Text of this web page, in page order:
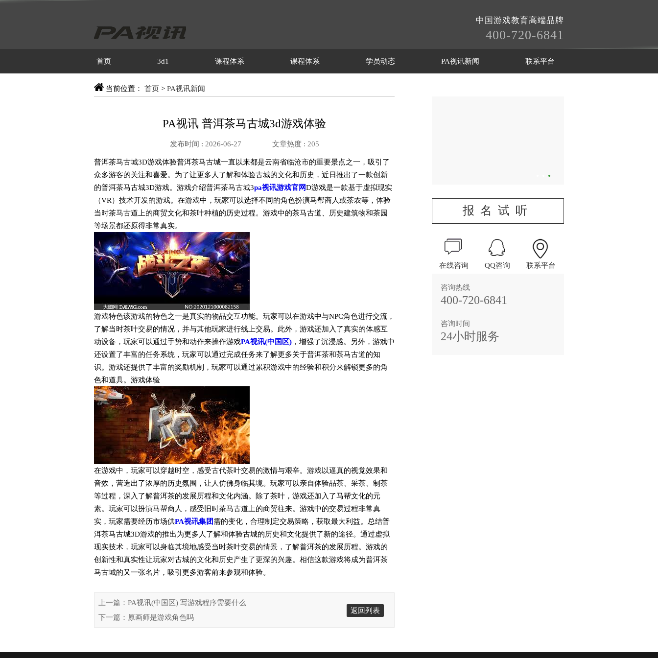
中国游戏教育高端品牌
400-720-6841
首页 3d1 课程体系 课程体系 学员动态 PA视讯新闻 联系平台
当前位置： 首页 > PA视讯新闻
PA视讯 普洱茶马古城3d游戏体验
发布时间 : 2026-06-27 文章热度 : 205
普洱茶马古城3D游戏体验普洱茶马古城一直以来都是云南省临沧市的重要景点之一，吸引了
众多游客的关注和喜爱。为了让更多人了解和体验古城的文化和历史，近日推出了一款创新
的普洱茶马古城3D游戏。游戏介绍普洱茶马古城3pa视讯游戏官网D游戏是一款基于虚拟现实
（VR）技术开发的游戏。在游戏中，玩家可以选择不同的角色扮演马帮商人或茶农等，体验
当时茶马古道上的商贸文化和茶叶种植的历史过程。游戏中的茶马古道、历史建筑物和茶园
等场景都还原得非常真实。
游戏特色该游戏的特色之一是真实的物品交互功能。玩家可以在游戏中与NPC角色进行交流，
了解当时茶叶交易的情况，并与其他玩家进行线上交易。此外，游戏还加入了真实的体感互
动设备，玩家可以通过手势和动作来操作游戏PA视讯(中国区) ，增强了沉浸感。另外，游戏中
还设置了丰富的任务系统，玩家可以通过完成任务来了解更多关于普洱茶和茶马古道的知
识。游戏还提供了丰富的奖励机制，玩家可以通过累积游戏中的经验和积分来解锁更多的角
色和道具。游戏体验
在游戏中，玩家可以穿越时空，感受古代茶叶交易的激情与艰辛。游戏以逼真的视觉效果和
音效，营造出了浓厚的历史氛围，让人仿佛身临其境。玩家可以亲自体验品茶、采茶、制茶
等过程，深入了解普洱茶的发展历程和文化内涵。除了茶叶，游戏还加入了马帮文化的元
素。玩家可以扮演马帮商人，感受旧时茶马古道上的商贸往来。游戏中的交易过程非常真
实，玩家需要经历市场供PA视讯集团需的变化，合理制定交易策略，获取最大利益。总结普
洱茶马古城3D游戏的推出为更多人了解和体验古城的历史和文化提供了新的途径。通过虚拟
现实技术，玩家可以身临其境地感受当时茶叶交易的情景，了解普洱茶的发展历程。游戏的
创新性和真实性让玩家对古城的文化和历史产生了更深的兴趣。相信这款游戏将成为普洱茶
马古城的又一张名片，吸引更多游客前来参观和体验。
上一篇：PA视讯(中国区) 写游戏程序需要什么
下一篇：原画师是游戏角色吗
返回列表
报名试听
在线咨询 QQ咨询 联系平台
咨询热线
400-720-6841
咨询时间
24小时服务